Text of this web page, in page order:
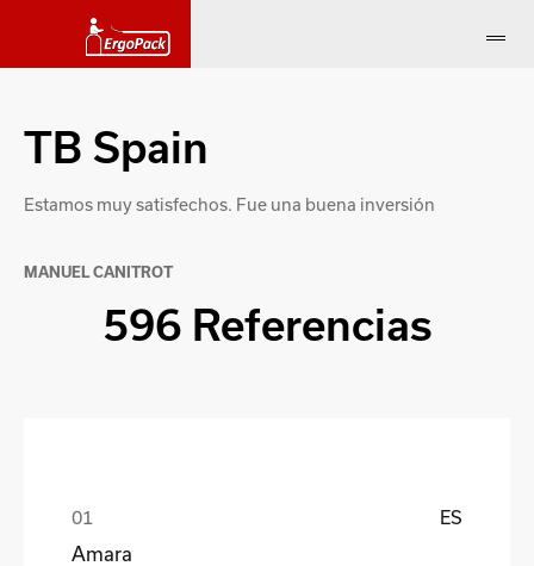
TB Spain
Estamos muy satisfechos. Fue una buena inversión
MANUEL CANITROT
596 Referencias
ES
Amara